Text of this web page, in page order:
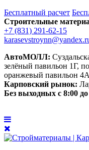
Бесплатный расчет
Строительные
+7 (831) 291-62-15
АвтоМОЛЛ:
зелёный павильон 1Г,
оранжевый павильон
Карповский рынок:
Без выходных с 8:00 до